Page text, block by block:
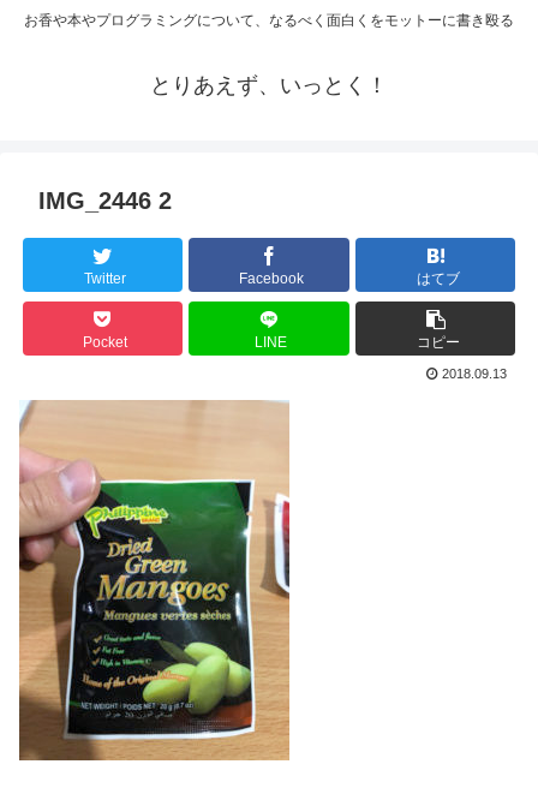
お香や本やプログラミングについて、なるべく面白くをモットーに書き殴る
とりあえず、いっとく！
IMG_2446 2
Twitter Facebook はてブ
Pocket LINE コピー
2018.09.13